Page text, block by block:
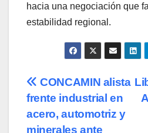
hacia una negociación que
estabilidad regional.
Navegación
de
CONCAMIN alista
frente industrial en
acero, automotriz y
minerales ante